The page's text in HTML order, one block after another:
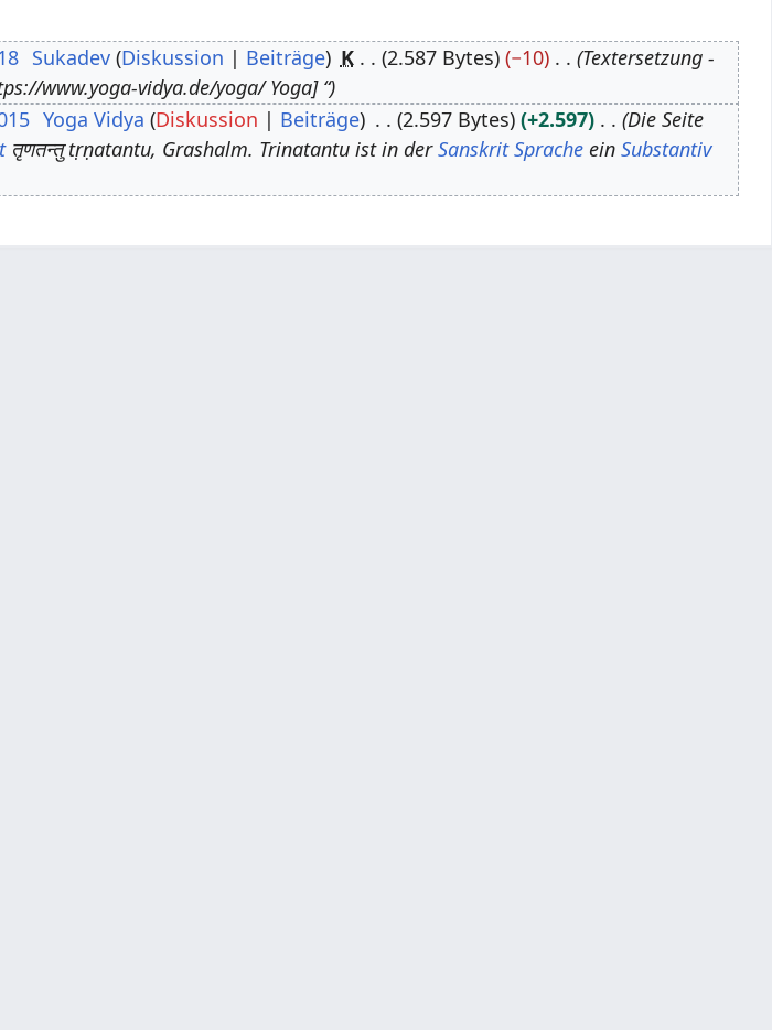
Sukadev Diskussion Beiträge K 2.587 Bytes −10
Textersetzung -
www.yoga-vidya.de/yoga/ Yoga] “
Yoga Vidya Diskussion Beiträge 2.597 Bytes +2.597
Die Seite
तृणतन्तु tṛṇatantu, Grashalm. Trinatantu ist in derSanskrit Sprache einSubstantiv